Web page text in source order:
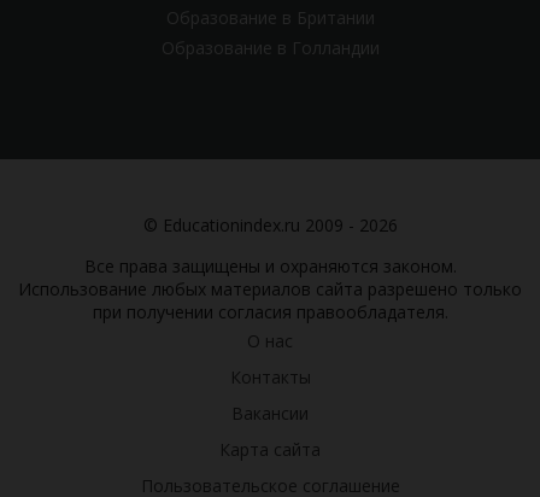
Образование в Британии
Образование в Голландии
© Educationindex.ru 2009 - 2026
Все права защищены и охраняются законом.
Использование любых материалов сайта разрешено только
при получении согласия правообладателя.
О нас
Контакты
Вакансии
Карта сайта
Пользовательское соглашение